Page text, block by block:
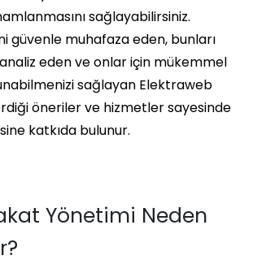
sağlayabilirsiniz.
güvenle muhafaza eden, bunları
eden ve onlar için mükemmel
sağlayan Elektraweb
öneriler ve hizmetler sayesinde
katkıda bulunur.
Yönetimi Neden